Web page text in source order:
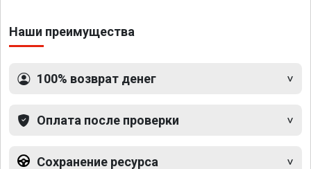
Наши преимущества
100% возврат денег
Оплата после проверки
Сохранение ресурса